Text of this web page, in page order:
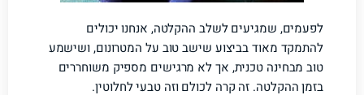
לפעמים, שמגיעים לשלב ההקלטה, אנחנו יכולים
להתמקד מאוד בביצוע שישב טוב על המטרונום, ושישמע
טוב מבחינה טכנית, אך לא מרגישים מספיק משוחררים
בזמן ההקלטה. זה קרה לכולם וזה טבעי לחלוטין.